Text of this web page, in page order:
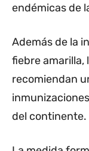
endémicas de
Además de la
fiebre amarilla,
recomiendan
del continente.